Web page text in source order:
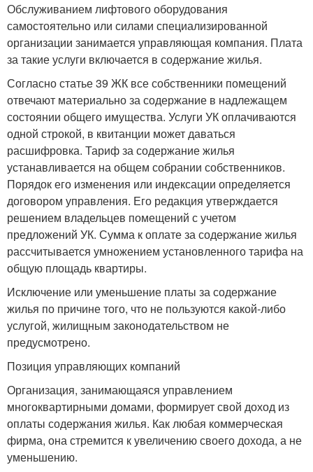
Обслуживанием лифтового оборудования
самостоятельно или силами специализированной
организации занимается управляющая компания. Плата
за такие услуги включается в содержание жилья.
Согласно статье 39 ЖК все собственники помещений
отвечают материально за содержание в надлежащем
состоянии общего имущества. Услуги УК оплачиваются
одной строкой, в квитанции может даваться
расшифровка. Тариф за содержание жилья
устанавливается на общем собрании собственников.
Порядок его изменения или индексации определяется
договором управления. Его редакция утверждается
решением владельцев помещений с учетом
предложений УК. Сумма к оплате за содержание жилья
рассчитывается умножением установленного тарифа на
общую площадь квартиры.
Исключение или уменьшение платы за содержание
жилья по причине того, что не пользуются какой-либо
услугой, жилищным законодательством не
предусмотрено.
Позиция управляющих компаний
Организация, занимающаяся управлением
многоквартирными домами, формирует свой доход из
оплаты содержания жилья. Как любая коммерческая
фирма, она стремится к увеличению своего дохода, а не
уменьшению.